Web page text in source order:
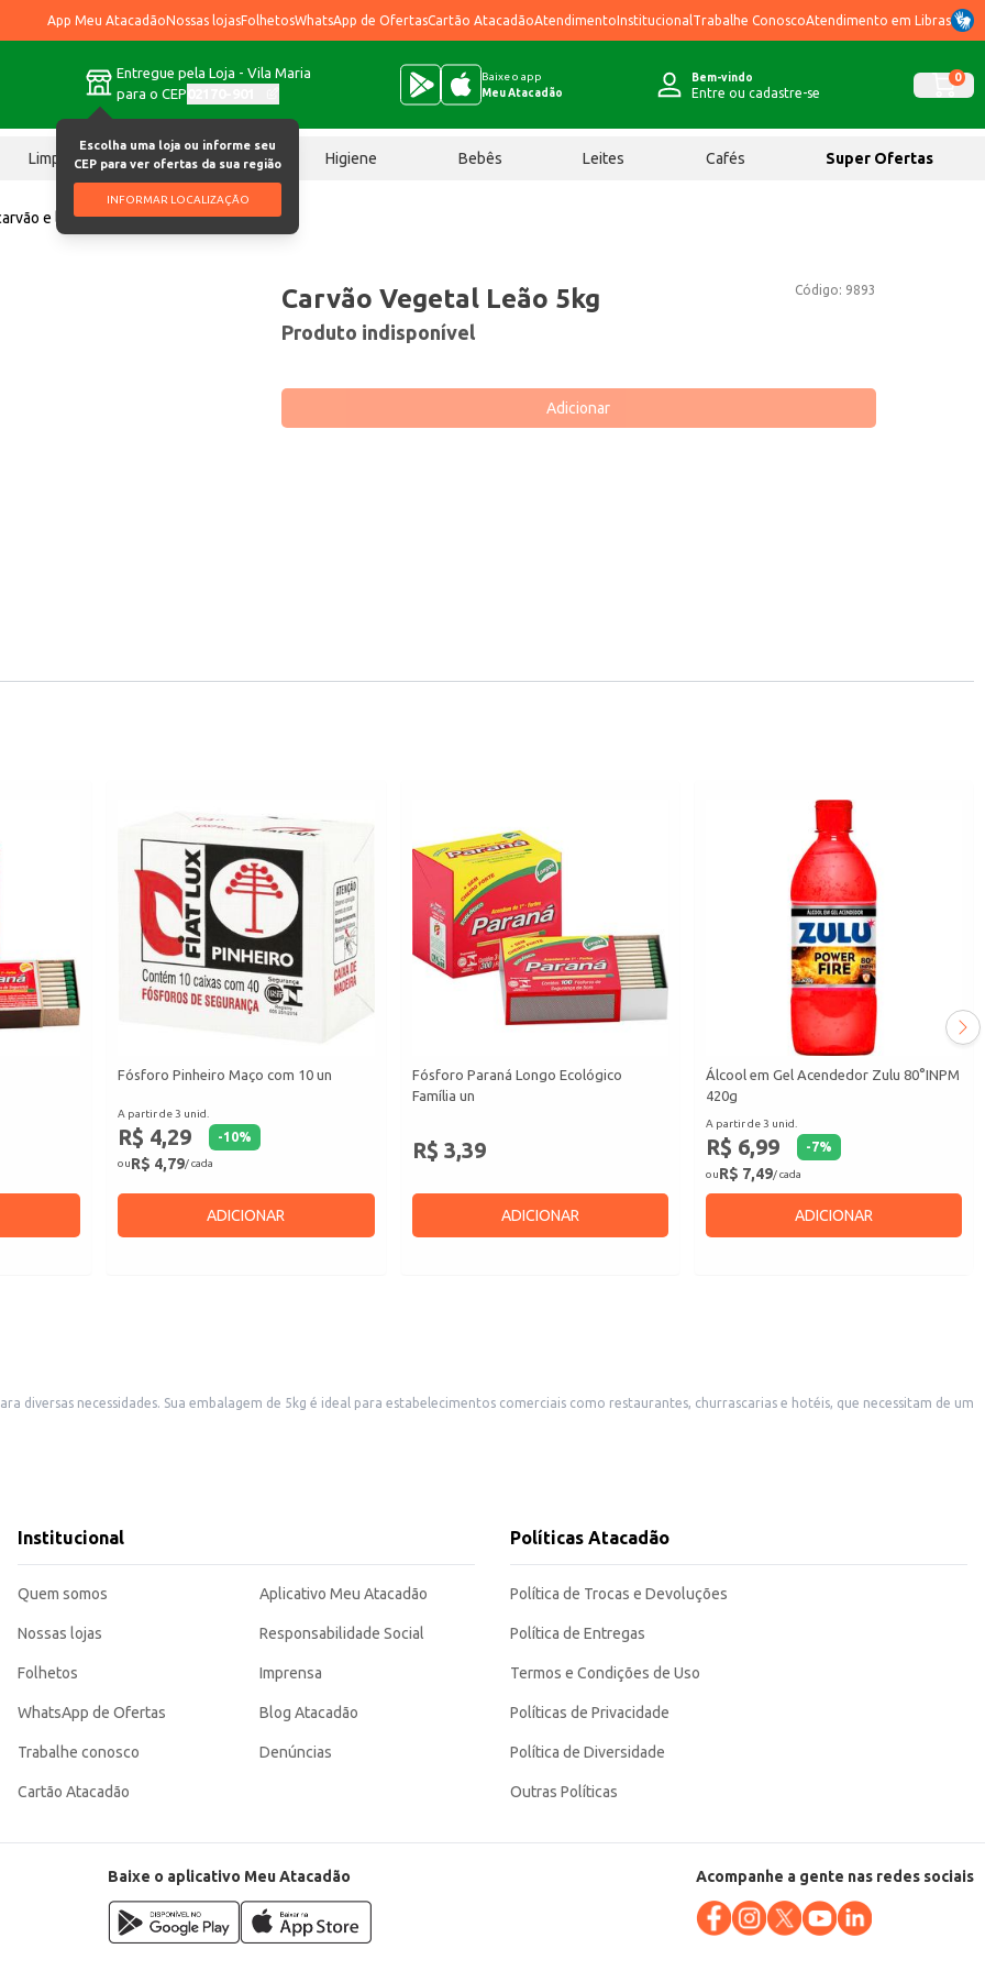
App Meu AtacadãoNossas lojasFolhetosWhatsApp de OfertasCartão AtacadãoAtendimentoInstitucional Trabalhe ConoscoAtendimento em Libras
Entregue pela Loja - Vila Maria
para o CEP
Escolha uma loja ou informe seu
CEP para ver ofertas da sua região
INFORMAR LOCALIZAÇÃO
Baixe o app
Meu Atacadão
Bem-vindo
Entre ou cadastre-se
0
Limpeza Chocolates Higiene Bebês Leites Cafés Super Ofertas
e lenha Carvão Vegetal Leão 5kg
Código: 9893
Carvão Vegetal Leão 5kg
Produto indisponível
Adicionar
Fósforo Pinheiro Maço com 10 un
A partir de 3 unid.
R$ 4,29 -10%
ouR$ 4,79/ cada
ADICIONAR
Fósforo Paraná Longo Ecológico
Família un
R$ 3,39
ADICIONAR
Álcool em Gel Acendedor Zulu 80°INPM
420g
A partir de 3 unid.
R$ 6,99 -7%
ouR$ 7,49/ cada
ADICIONAR
churrascarias e hotéis, que necessitam de um
além de ser uma opção econômica para quem busca um produto de qualidade para uso frequente, seja em casa ou em estabelecimentos
Institucional
Quem somos
Nossas lojas
Folhetos
WhatsApp de Ofertas
Trabalhe conosco
Cartão Atacadão
Aplicativo Meu Atacadão
Responsabilidade Social
Imprensa
Blog Atacadão
Denúncias
Políticas Atacadão
Política de Trocas e Devoluções
Política de Entregas
Termos e Condições de Uso
Políticas de Privacidade
Política de Diversidade
Outras Políticas
Baixe o aplicativo Meu Atacadão Acompanhe a gente nas redes sociais